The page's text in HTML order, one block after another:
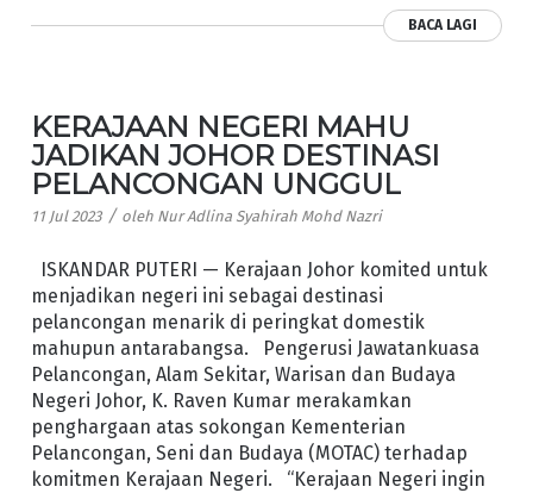
BACA LAGI
KERAJAAN NEGERI MAHU
JADIKAN JOHOR DESTINASI
PELANCONGAN UNGGUL
11 Jul 2023 / oleh Nur Adlina Syahirah Mohd Nazri
ISKANDAR PUTERI — Kerajaan Johor komited untuk
menjadikan negeri ini sebagai destinasi
pelancongan menarik di peringkat domestik
mahupun antarabangsa. Pengerusi Jawatankuasa
Pelancongan, Alam Sekitar, Warisan dan Budaya
Negeri Johor, K. Raven Kumar merakamkan
penghargaan atas sokongan Kementerian
Pelancongan, Seni dan Budaya (MOTAC) terhadap
komitmen Kerajaan Negeri. “Kerajaan Negeri ingin